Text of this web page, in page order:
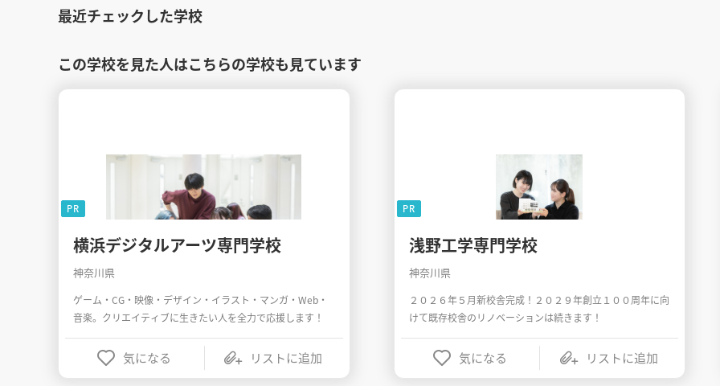
最近チェックした学校
この学校を見た人はこちらの学校も見ています
横浜デジタルアーツ専門学校
神奈川県
ゲーム・CG・映像・デザイン・イラスト・マンガ・Web・
音楽。クリエイティブに生きたい人を全力で応援します！
気になる リストに追加
PR
浅野工学専門学校
神奈川県
２０２６年５月新校舎完成！２０２９年創立１００周年に向
けて既存校舎のリノベーションは続きます！
気になる リストに追加
PR